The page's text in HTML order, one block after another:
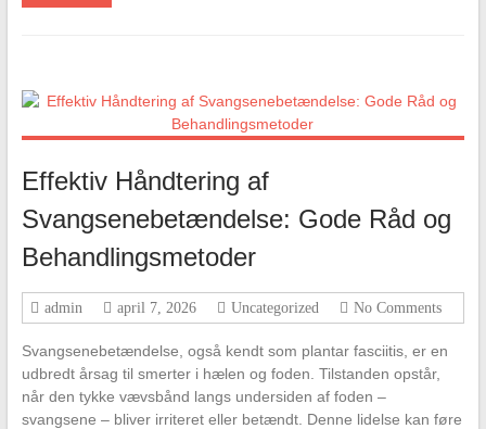
Effektiv Håndtering af
Svangsenebetændelse: Gode Råd og
Behandlingsmetoder
admin april 7, 2026 Uncategorized No Comments
Svangsenebetændelse, også kendt som plantar fasciitis, er en
udbredt årsag til smerter i hælen og foden. Tilstanden opstår,
når den tykke vævsbånd langs undersiden af foden –
svangsene – bliver irriteret eller betændt. Denne lidelse kan føre